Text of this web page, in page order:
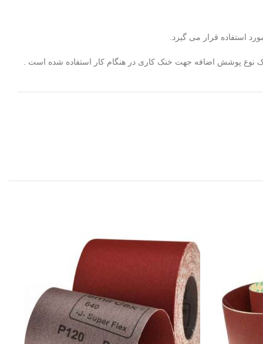
استفاده قرار می گیرد.
نوع پوشش اضافه جهت خنک کاری در هنگام کار استفاده شده است .